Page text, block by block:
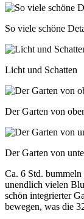
So viele schöne
Licht und Schatten
Der Garten von
Der Garten von
Ca. 6 Std.
unendlich vielen
schön integrierter
bewegen, was die